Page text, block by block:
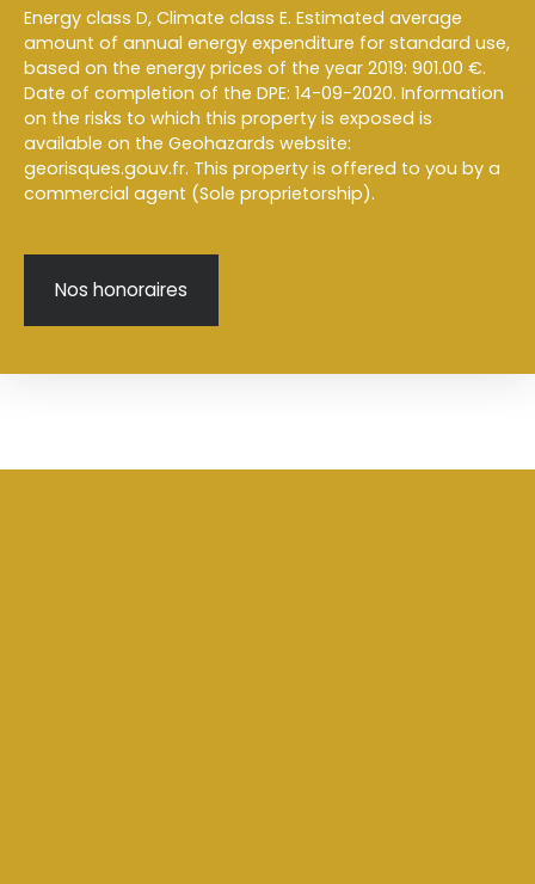
Energy class D, Climate class E. Estimated average
amount of annual energy expenditure for standard use,
based on the energy prices of the year 2019: 901.00 €.
Date of completion of the DPE: 14-09-2020. Information
on the risks to which this property is exposed is
available on the Geohazards website:
georisques.gouv.fr. This property is offered to you by a
commercial agent (Sole proprietorship).
Nos honoraires